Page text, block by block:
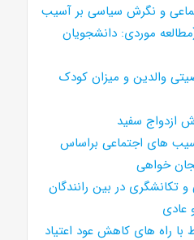
و نگرش سیاسی بر آسیب
موردی: دانشجویان
والدین و میزان کودک
ازدواج سفید
های اجتماعی براساس
خواهی
تکانشگری در بین رانندگان
عادی
با راه های کاهش عود اعتیاد